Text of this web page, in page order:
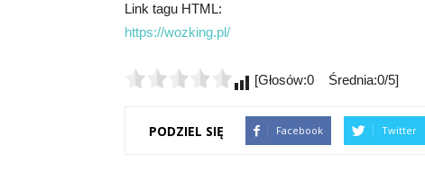
Link tagu HTML:
https://wozking.pl/
[Głosów:0 Średnia:0/5]
PODZIEL SIĘ Facebook Twitter